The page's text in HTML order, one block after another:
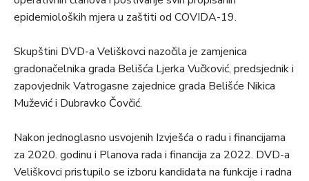
epidemioloških mjera u zaštiti od COVIDA-19.
Skupštini DVD-a Veliškovci nazočila je zamjenica
gradonačelnika grada Belišća Ljerka Vučković, predsjednik i
zapovjednik Vatrogasne zajednice grada Belišće Nikica
Mužević i Dubravko Čovčić.
Nakon jednoglasno usvojenih Izvješća o radu i financijama
za 2020. godinu i Planova rada i financija za 2022. DVD-a
Veliškovci pristupilo se izboru kandidata na funkcije i radna